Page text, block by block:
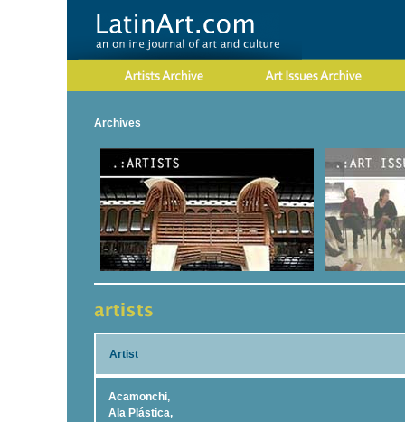
Archives
Artist
Acamonchi,
Ala Plástica,